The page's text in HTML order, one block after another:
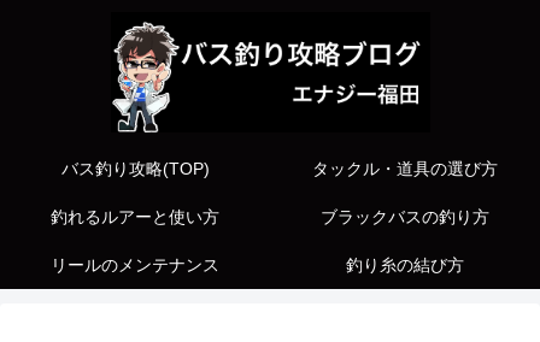
バス釣り攻略(TOP) タックル・道具の選び方
釣れるルアーと使い方 ブラックバスの釣り方
リールのメンテナンス 釣り糸の結び方